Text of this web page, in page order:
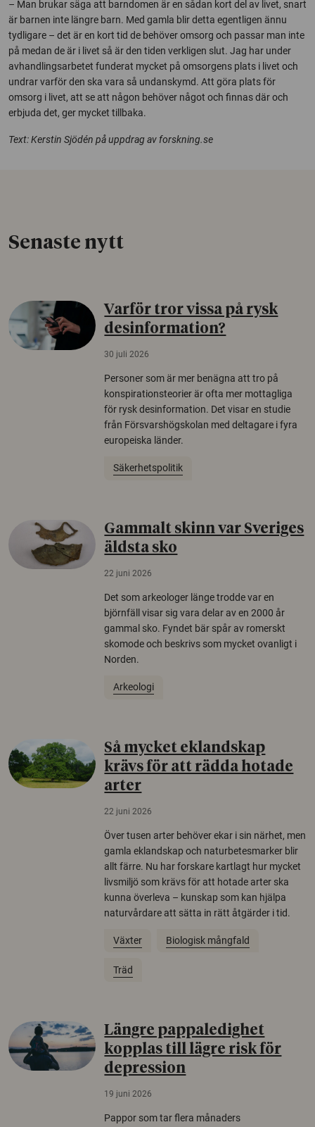
– Man brukar säga att barndomen är en sådan kort del av livet, snart
är barnen inte längre barn. Med gamla blir detta egentligen ännu
tydligare – det är en kort tid de behöver omsorg och passar man inte
på medan de är i livet så är den tiden verkligen slut. Jag har under
avhandlingsarbetet funderat mycket på omsorgens plats i livet och
undrar varför den ska vara så undanskymd. Att göra plats för
omsorg i livet, att se att någon behöver något och finnas där och
erbjuda det, ger mycket tillbaka.
Text: Kerstin Sjödén på uppdrag av forskning.se
Senaste nytt
Varför tror vissa på rysk
desinformation?
30 juli 2026
Personer som är mer benägna att tro på
konspirationsteorier är ofta mer mottagliga
för rysk desinformation. Det visar en studie
från Försvarshögskolan med deltagare i fyra
europeiska länder.
Säkerhetspolitik
Gammalt skinn var Sveriges
äldsta sko
22 juni 2026
Det som arkeologer länge trodde var en
björnfäll visar sig vara delar av en 2000 år
gammal sko. Fyndet bär spår av romerskt
skomode och beskrivs som mycket ovanligt i
Norden.
Arkeologi
Så mycket eklandskap
krävs för att rädda hotade
arter
22 juni 2026
Över tusen arter behöver ekar i sin närhet, men
gamla eklandskap och naturbetesmarker blir
allt färre. Nu har forskare kartlagt hur mycket
livsmiljö som krävs för att hotade arter ska
kunna överleva – kunskap som kan hjälpa
naturvårdare att sätta in rätt åtgärder i tid.
Växter Biologisk mångfald
Träd
Längre pappaledighet
kopplas till lägre risk för
depression
19 juni 2026
Pappor som tar flera månaders